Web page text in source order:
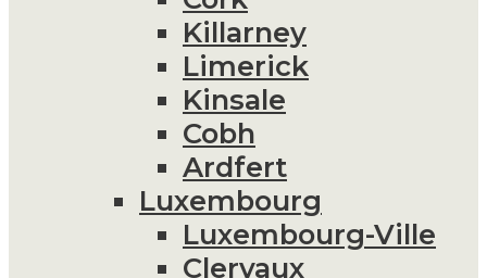
Killarney
Limerick
Kinsale
Cobh
Ardfert
Luxembourg
Luxembourg-Ville
Clervaux